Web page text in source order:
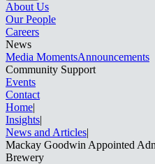
About Us
Our People
Careers
News
Media MomentsAnnouncements
Community Support
Events
Contact
Home|
Insights|
News and Articles​​​​‌ ‍ ​‍​‍‌‍ ‌ ​‍‌‍‍‌‌‍‌ ‌‍‍‌‌‍ ‍​‍​‍​ ‍‍​‍​‍‌ ​ ‌‍​‌‌‍ ‍‌‍‍‌‌ ‌​‌ ‍‌​‍ ‍‌‍‍‌‌‍ ​‍​‍​‍ ​​‍​‍‌‍‍​‌ ​‍‌‍‌‌‌‍‌‍​‍​‍​ ‍‍​‍​‍‌‍‍​‌ ‌​‌ ‌​‌ ​​‌ ​ ​ ‍‍​‍ ​‍ ‌‍ ‌‌‍​‌‌‍​ ‌‍‍ ‌‍​‌‌ ‍‌​‍ ‌‌‍‌ ‌‍ ‌‍ ‌‍‌​‌ ‌ ‌‍‍‌‌‍ ‍​‍ ‍‌ ​ ‌‍​‌‌‍ ‍‌‍‍‌‌ ‌​‌ ‍‌​‍ ‍‌ ​ ‌ ‌​‌ ‌‌‌‍‌​‌‍‍‌‌‍ ​‍ ‌ ​ ‌ ‌​‌ ‌‌‌‍‌​‌‍‍‌‌‍ ​‍ ‌‍‍‌‌‍ ‍‌ ‌​‌‍‌‌‌‍ ‍‌ ‌​​‍ ‌‍‌‌‌‍‌​‌‍‍‌‌ ‌​​‍ ‌‍ ‌‌‍ ‌‍‌​‌‍‌‌​ ‌‌ ​​‌ ​‍‌‍‌‌‌ ​ ‌‍‌‌‌‍ ‍‌ ‌​‌‍​‌‌ ‌​‌‍‍‌‌‍ ‌‍ ‍​ ‍ ‌‍‍‌‌‍‌​​ ‌​ ‌‍​ ‌‌​ ​​‌‍‌​​ ‌‌​ ‍‌‌‍‌‍​ ‌ ​‍ ‌​ ​ ​ ​ ​ ‌‌‌‍‌​​‍ ‌​ ‌​‌‍​‍​ ‍​‌‍​ ​‍ ‌‌‍​‌​ ‍​​ ‌​​ ‌‍​‍ ‌​ ‌​​ ‌ ‌‍​‌​ ​‌‌‍‌​​ ‍​​ ​ ‌‍​‌​ ​​‌‍‌​‌‍‌‌‌‍‌‍​ ‍ ‌ ‌​‌ ‍‌‌ ​​‌‍‌‌​ ‌‌ ​​‌‍​‌‌‍‌ ‌‍‌‌​ ‍ ‌ ​​‌‍​‌‌ ‌​‌‍‍​​ ‌‌‍ ‍‌‍​‌‌‍ ‌‌‍‌‌​ ‌‍​‍‌‍​‌‌ ​ ‌‍‌‌‌‌‌‌‌ ​‍‌‍ ​​ ‌‌‍‍​‌ ‌​‌ ‌​‌ ​​‌ ​ ​‍‌‌​ ​ ‌​​‌​‍‌‌​ ​‍‌​‌‍​‍‌‌​ ​‍‌​‌‍‌‍ ‌‌‍​‌‌‍​ ‌‍‍ ‌‍​‌‌ ‍‌​‍ ‌‌‍‌ ‌‍ ‌‍ ‌‍‌​‌ ‌ ‌‍‍‌‌‍ ‍​‍ ‍‌ ​ ‌‍​‌‌‍ ‍‌‍‍‌‌ ‌​‌ ‍‌​‍ ‍‌ ​ ‌ ‌​‌ ‌‌‌‍‌​‌‍‍‌‌‍ ​‍‌‌​ ​‍‌​‌‍‌ ​ ‌ ‌​‌ ‌‌‌‍‌​‌‍‍‌‌‍ ​‍‌‍‌‍‍‌‌‍‌​​ ‌​ ‌‍​ ‌‌​ ​​‌‍‌​​ ‌‌​ ‍‌‌‍‌‍​ ‌ ​‍ ‌​ ​ ​ ​ ​ ‌‌‌‍‌​​‍ ‌​ ‌​‌‍​‍​ ‍​‌‍​ ​‍ ‌‌‍​‌​ ‍​​ ‌​​ ‌‍​‍ ‌​ ‌​​ ‌ ‌‍​‌​ ​‌‌‍‌​​ ‍​​ ​ ‌‍​‌​ ​​‌‍‌​‌‍‌‌‌‍‌‍​‍‌‍‌ ‌​‌ ‍‌‌ ​​‌‍‌‌​ ‌‌ ​​‌‍​‌‌‍‌ ‌‍‌‌​‍‌‍‌ ​​‌‍​‌‌ ‌​‌‍‍​​ ‌‌‍ ‍‌‍​‌‌‍ ‌‌‍‌‌​‍‌‍‌ ​​‌‍‌‌‌ ​‍‌ ​ ‌ ​​‌‍‌‌‌‍​ ‌ ‌​‌‍‍‌‌ ‌‍‌‍‌‌​ ‌‌ ​​‌ ‌‌‌‍​‍‌‍ ​‌‍‍‌‌ ​ ‌‍‍​‌‍‌‌‌‍‌​​‍​‍‌ ‌|
Mackay Goodwin Appointed
Brewery​​​​‌ ‍ ​‍​‍‌‍ ‌ ​‍‌‍‍‌‌‍‌ ‌‍‍‌‌‍ ‍​‍​‍​ ‍‍​‍​‍‌ ​ ‌‍​‌‌‍ ‍‌‍‍‌‌ ‌​‌ ‍‌​‍ ‍‌‍‍‌‌‍ ​‍​‍​‍ ​​‍​‍‌‍‍​‌ ​‍‌‍‌‌‌‍‌‍​‍​‍​ ‍‍​‍​‍‌‍‍​‌ ‌​‌ ‌​‌ ​​‌ ​ ​ ‍‍​‍ ​‍ ‌‍ ‌‌‍​‌‌‍​ ‌‍‍ ‌‍​‌‌ ‍‌​‍ ‌‌‍‌ ‌‍ ‌‍ ‌‍‌​‌ ‌ ‌‍‍‌‌‍ ‍​‍ ‍‌ ​ ‌‍​‌‌‍ ‍‌‍‍‌‌ ‌​‌ ‍‌​‍ ‍‌ ​ ‌ ‌​‌ ‌‌‌‍‌​‌‍‍‌‌‍ ​‍ ‌ ​ ‌ ‌​‌ ‌‌‌‍‌​‌‍‍‌‌‍ ​‍ ‌‍‍‌‌‍ ‍‌ ‌​‌‍‌‌‌‍ ‍‌ ‌​​‍ ‌‍‌‌‌‍‌​‌‍‍‌‌ ‌​​‍ ‌‍ ‌‌‍ ‌‍‌​‌‍‌‌​ ‌‌ ​​‌ ​‍‌‍‌‌‌ ​ ‌‍‌‌‌‍ ‍‌ ‌​‌‍​‌‌ ‌​‌‍‍‌‌‍ ‌‍ ‍​ ‍ ‌‍‍‌‌‍‌​​ ‌‌‍​ ‌‍‌​​ ​‍​ ‍‌​ ‍​​ ‌‌​ ‌​​ ​‌​‍ ‌​ ​​‌‍‌‍‌‍​ ​ ‌‌​‍ ‌​ ‌​‌‍‌‌‌‍​‌​ ​‍​‍ ‌​ ‍‌‌‍​‍​ ‌‌‌‍​ ​‍ ‌​ ‍‌‌‍​‍‌‍​‌​ ​​​ ​ ‌‍​‌‌‍‌‌​ ‌‌‌‍‌‍‌‍‌‍‌‍​ ​ ‍​​ ‍ ‌ ‌​‌ ‍‌‌ ​​‌‍‌‌​ ‌‌ ​​‌‍ ‌ ​ ‌ ‌​​ ‍ ‌ ​​‌‍​‌‌ ‌​‌‍‍​​ ‌‌ ‌​‌‍‍‌‌ ‌​‌‍ ​‌‍‌‌​ ‌‍​‍‌‍​‌‌ ​ ‌‍‌‌‌‌‌‌‌ ​‍‌‍ ​​ ‌‌‍‍​‌ ‌​‌ ‌​‌ ​​‌ ​ ​‍‌‌​ ​ ‌​​‌​‍‌‌​ ​‍‌​‌‍​‍‌‌​ ​‍‌​‌‍‌‍ ‌‌‍​‌‌‍​ ‌‍‍ ‌‍​‌‌ ‍‌​‍ ‌‌‍‌ ‌‍ ‌‍ ‌‍‌​‌ ‌ ‌‍‍‌‌‍ ‍​‍ ‍‌ ​ ‌‍​‌‌‍ ‍‌‍‍‌‌ ‌​‌ ‍‌​‍ ‍‌ ​ ‌ ‌​‌ ‌‌‌‍‌​‌‍‍‌‌‍ ​‍‌‌​ ​‍‌​‌‍‌ ​ ‌ ‌​‌ ‌‌‌‍‌​‌‍‍‌‌‍ ​‍‌‍‌‍‍‌‌‍‌​​ ‌‌‍​ ‌‍‌​​ ​‍​ ‍‌​ ‍​​ ‌‌​ ‌​​ ​‌​‍ ‌​ ​​‌‍‌‍‌‍​ ​ ‌‌​‍ ‌​ ‌​‌‍‌‌‌‍​‌​ ​‍​‍ ‌​ ‍‌‌‍​‍​ ‌‌‌‍​ ​‍ ‌​ ‍‌‌‍​‍‌‍​‌​ ​​​ ​ ‌‍​‌‌‍‌‌​ ‌‌‌‍‌‍‌‍‌‍‌‍​ ​ ‍​​‍‌‍‌ ‌​‌ ‍‌‌ ​​‌‍‌‌​ ‌‌ ​​‌‍ ‌ ​ ‌ ‌​​‍‌‍‌ ​​‌‍​‌‌ ‌​‌‍‍​​ ‌‌ ‌​‌‍‍‌‌ ‌​‌‍ ​‌‍‌‌​‍‌‍‌ ​​‌‍‌‌‌ ​‍‌ ​ ‌ ​​‌‍‌‌‌‍​ ‌ ‌​‌‍‍‌‌ ‌‍‌‍‌‌​ ‌‌ ​​‌ ‌‌‌‍​‍‌‍ ​‌‍‍‌‌ ​ ‌‍‍​‌‍‌‌‌‍‌​​‍​‍‌ ‌